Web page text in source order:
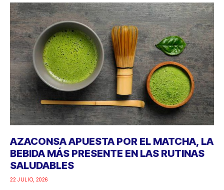
AZACONSA APUESTA POR EL MATCHA, LA
BEBIDA MÁS PRESENTE EN LAS RUTINAS
SALUDABLES
22 JULIO, 2026